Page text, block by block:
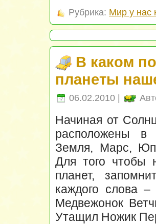
Рубрика: Мир у нас
В каком
планеты
06.02.2010 |
Начиная от
расположены в
Земля, Марс,
Для того чтобы
планет,
каждого слова –
Медвежонок
Утащил Ножик